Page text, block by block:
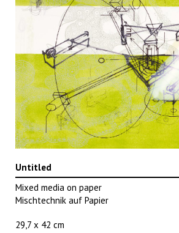
Untitled
Mixed media on paper
Mischtechnik auf Papier
29,7 x 42 cm